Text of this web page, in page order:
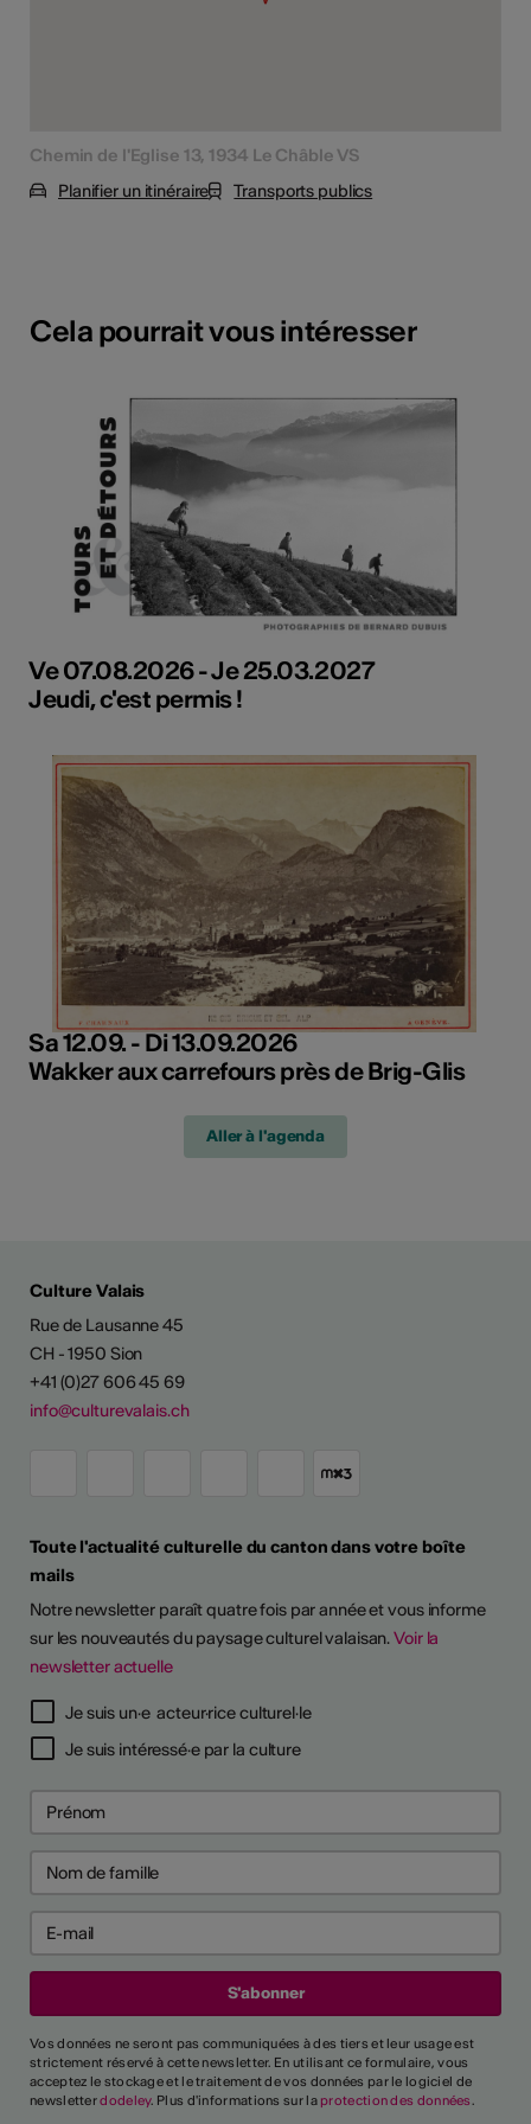
Chemin de l'Eglise 13, 1934 Le Châble VS
Planifier un itinéraire
Transports publics
Cela pourrait vous intéresser
Ve 07.08.2026 - Je 25.03.2027
Jeudi, c'est permis !
Sa 12.09. - Di 13.09.2026
Wakker aux carrefours près de Brig-Glis
Aller à l'agenda
Culture Valais
Rue de Lausanne 45
CH - 1950 Sion
+41 (0)27 606 45 69
info@culturevalais.ch
Toute l'actualité culturelle du canton dans votre boîte
mails
Notre newsletter paraît quatre fois par année et vous informe
sur les nouveautés du paysage culturel valaisan.Voir la
newsletter actuelle
Je suis un·e acteur·rice culturel·le
Je suis intéressé·e par la culture
Vos données ne seront pas communiquées à des tiers et leur usage est
strictement réservé à cette newsletter. En utilisant ce formulaire, vous
acceptez le stockage et le traitement de vos données par le logiciel de
newsletterdodeley. Plus d'informations sur la protection des données.